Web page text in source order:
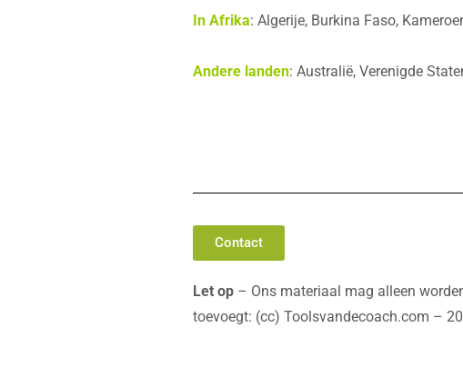
In Afrika: Algerije, Burkina Faso,
Andere landen: Australië, Verenigde
Contact
Let op– Ons materiaal mag alleen
toevoegt: (cc) Toolsvandecoach.com –